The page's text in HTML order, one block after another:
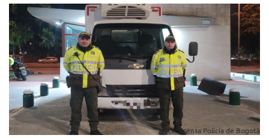
Foto: Prensa Policía de Bogotá